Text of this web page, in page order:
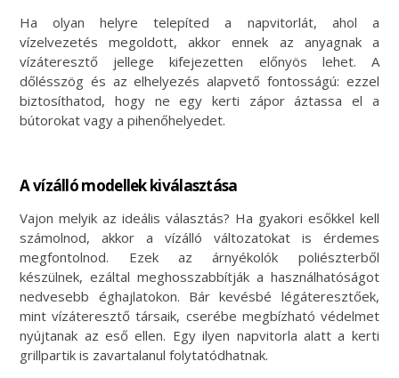
Ha olyan helyre telepíted a napvitorlát, ahol a
vízelvezetés megoldott, akkor ennek az anyagnak a
vízáteresztő jellege kifejezetten előnyös lehet. A
dőlésszög és az elhelyezés alapvető fontosságú: ezzel
biztosíthatod, hogy ne egy kerti zápor áztassa el a
bútorokat vagy a pihenőhelyedet.
A vízálló modellek kiválasztása
Vajon melyik az ideális választás? Ha gyakori esőkkel kell
számolnod, akkor a vízálló változatokat is érdemes
megfontolnod. Ezek az árnyékolók poliészterből
készülnek, ezáltal meghosszabbítják a használhatóságot
nedvesebb éghajlatokon. Bár kevésbé légáteresztőek,
mint vízáteresztő társaik, cserébe megbízható védelmet
nyújtanak az eső ellen. Egy ilyen napvitorla alatt a kerti
grillpartik is zavartalanul folytatódhatnak.